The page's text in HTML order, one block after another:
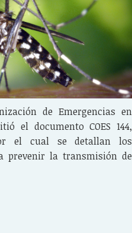
de Emergencias en
el documento COES 144,
el cual se detallan los
prevenir la transmisión de